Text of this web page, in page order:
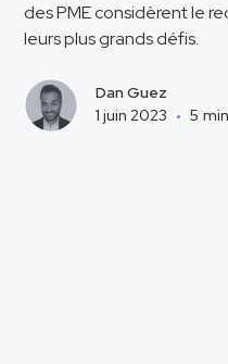
des PME considèrent le
leurs plus grands défis.
Dan Guez
1 juin 2023 • 5